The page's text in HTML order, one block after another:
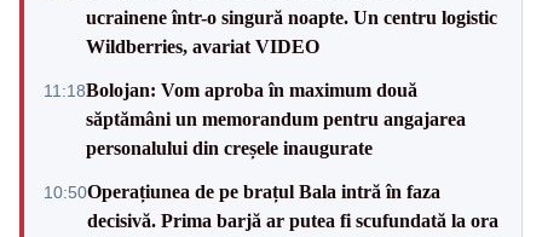
ucrainene într-o singură noapte. Un centru logistic
Wildberries, avariat VIDEO
11:18Bolojan: Vom aproba în maximum două
săptămâni un memorandum pentru angajarea
personalului din creșele inaugurate
10:50Operațiunea de pe brațul Bala intră în faza
decisivă. Prima barjă ar putea fi scufundată la ora